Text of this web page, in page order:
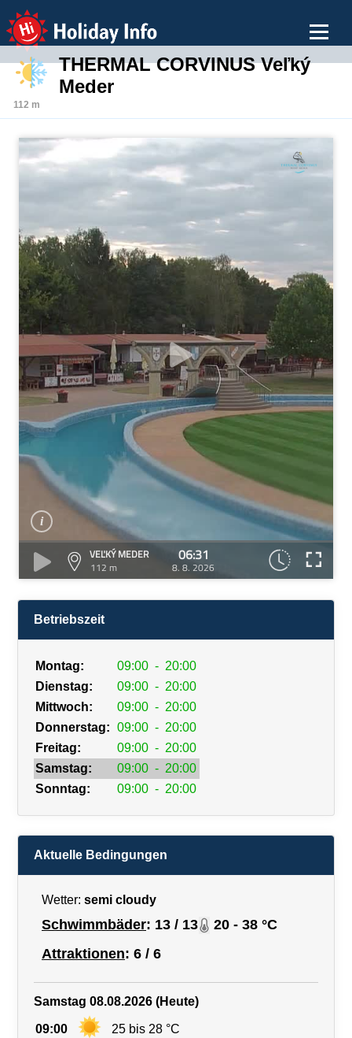
Holiday Info
THERMAL CORVINUS Veľký
Meder
112 m
VEĽKÝ MEDER
112 m
06:31
8. 8. 2026
Betriebszeit
Montag: 09:00 - 20:00
Dienstag:
09:00 - 20:00
Mittwoch:
09:00 - 20:00
Donnerstag: 09:00 - 20:00
Freitag:
09:00 - 20:00
Samstag:
09:00 - 20:00
Sonntag:
09:00 - 20:00
Aktuelle Bedingungen
Wetter: semi cloudy
Schwimmbäder: 13 / 13
20 - 38 °C
Attraktionen: 6 / 6
Samstag 08.08.2026 (Heute)
09:00 25 bis 28 °C